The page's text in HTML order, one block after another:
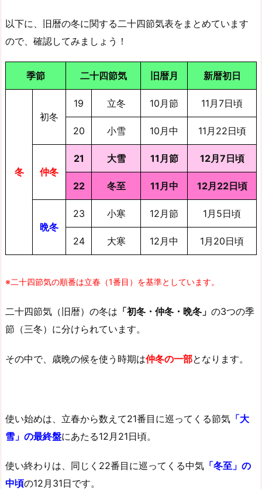
以下に、旧暦の冬に関する二十四節気表をまとめています
ので、確認してみましょう！
季節 二十四節気 旧暦月 新暦初日
冬
初冬
19 立冬 10月節 11月7日頃
20 小雪 10月中 11月22日頃
仲冬
21 大雪 11月節 12月7日頃
22 冬至 11月中 12月22日頃
晩冬
23 小寒 12月節 1月5日頃
24 大寒 12月中 1月20日頃
※二十四節気の順番は立春（1番目）を基準としています。
二十四節気（旧暦）の冬は 「初冬・仲冬・晩冬」 の3つの季
節（三冬）に分けられています。
その中で、歳晩の候を使う時期は仲冬の一部となります。
使い始めは、立春から数えて21番目に巡ってくる節気 「大
雪」の最終盤にあたる12月21日頃。
使い終わりは、同じく22番目に巡ってくる中気 「冬至」の
中頃の12月31日です。